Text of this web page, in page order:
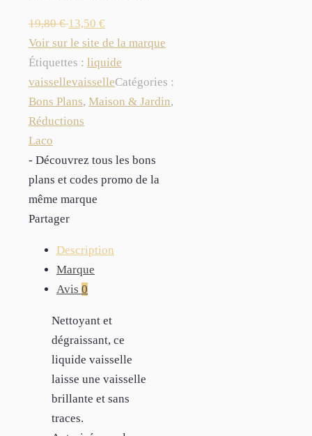
19,80€ 13,50 €
Voir sur le site de la marque
Étiquettes : liquide
vaissellevaisselleCatégories :
Bons Plans, Maison & Jardin,
Réductions
Laco
- Découvrez tous les bons
plans et codes promo de la
même marque
Partager
Description
Marque
Avis 0
Nettoyant et
dégraissant, ce
liquide vaisselle
laisse une vaisselle
brillante et sans
traces.